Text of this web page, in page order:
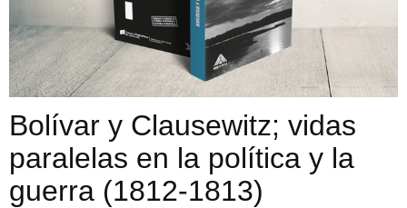
Bolívar y Clausewitz; vidas
paralelas en la política y la
guerra (1812-1813)